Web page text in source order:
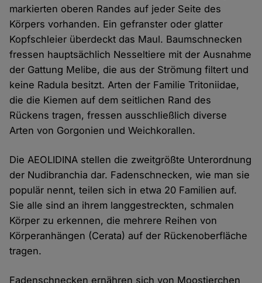
markierten oberen Randes auf jeder Seite des
Körpers vorhanden. Ein gefranster oder glatter
Kopfschleier überdeckt das Maul. Baumschnecken
fressen hauptsächlich Nesseltiere mit der Ausnahme
der Gattung Melibe, die aus der Strömung filtert und
keine Radula besitzt. Arten der Familie Tritoniidae,
die die Kiemen auf dem seitlichen Rand des
Rückens tragen, fressen ausschließlich diverse
Arten von Gorgonien und Weichkorallen.
Die AEOLIDINA stellen die zweitgrößte Unterordnung
der Nudibranchia dar. Fadenschnecken, wie man sie
populär nennt, teilen sich in etwa 20 Familien auf.
Sie alle sind an ihrem langgestreckten, schmalen
Körper zu erkennen, die mehrere Reihen von
Körperanhängen (Cerata) auf der Rückenoberfläche
tragen.
Fadenschnecken ernähren sich von Moostierchen